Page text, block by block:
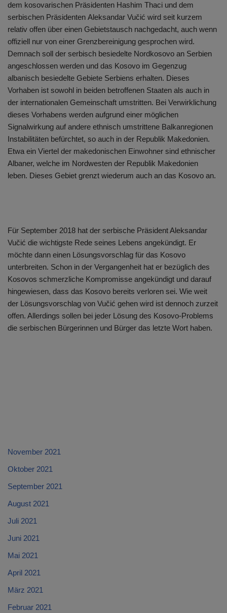
dem kosovarischen Präsidenten Hashim Thaci und dem
serbischen Präsidenten Aleksandar Vučić wird seit kurzem
relativ offen über einen Gebietstausch nachgedacht, auch wenn
offiziell nur von einer Grenzbereinigung gesprochen wird.
Demnach soll der serbisch besiedelte Nordkosovo an Serbien
angeschlossen werden und das Kosovo im Gegenzug
albanisch besiedelte Gebiete Serbiens erhalten. Dieses
Vorhaben ist sowohl in beiden betroffenen Staaten als auch in
der internationalen Gemeinschaft umstritten. Bei Verwirklichung
dieses Vorhabens werden aufgrund einer möglichen
Signalwirkung auf andere ethnisch umstrittene Balkanregionen
Instabilitäten befürchtet, so auch in der Republik Makedonien.
Etwa ein Viertel der makedonischen Einwohner sind ethnischer
Albaner, welche im Nordwesten der Republik Makedonien
leben. Dieses Gebiet grenzt wiederum auch an das Kosovo an.
Für September 2018 hat der serbische Präsident Aleksandar
Vučić die wichtigste Rede seines Lebens angekündigt. Er
möchte dann einen Lösungsvorschlag für das Kosovo
unterbreiten. Schon in der Vergangenheit hat er bezüglich des
Kosovos schmerzliche Kompromisse angekündigt und darauf
hingewiesen, dass das Kosovo bereits verloren sei. Wie weit
der Lösungsvorschlag von Vučić gehen wird ist dennoch zurzeit
offen. Allerdings sollen bei jeder Lösung des Kosovo-Problems
die serbischen Bürgerinnen und Bürger das letzte Wort haben.
November 2021
Oktober 2021
September 2021
August 2021
Juli 2021
Juni 2021
Mai 2021
April 2021
März 2021
Februar 2021